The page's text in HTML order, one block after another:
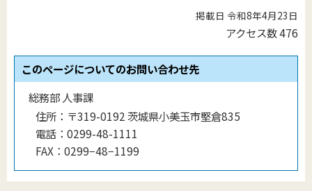
掲載日 令和8年4月23日
アクセス数476
このページについてのお問い合わせ先
総務部 人事課
住所： 〒319-0192 茨城県小美玉市堅倉835
電話： 0299-48-1111
FAX： 0299−48−1199